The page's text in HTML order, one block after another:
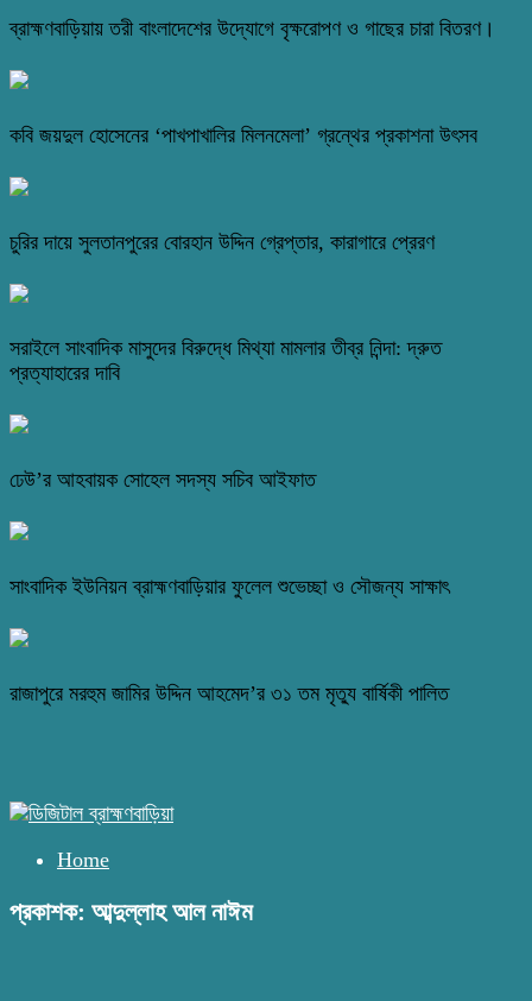
ব্রাহ্মণবাড়িয়ায় তরী বাংলাদেশের উদ্যোগে বৃক্ষরোপণ ও গাছের চারা বিতরণ।
কবি জয়দুল হোসেনের ‘পাখপাখালির মিলনমেলা’ গ্রন্থের প্রকাশনা উৎসব
চুরির দায়ে সুলতানপুরের বোরহান উদ্দিন গ্রেপ্তার, কারাগারে প্রেরণ
সরাইলে সাংবাদিক মাসুদের বিরুদ্ধে মিথ্যা মামলার তীব্র নিন্দা: দ্রুত
প্রত্যাহারের দাবি
ঢেউ’র আহবায়ক সোহেল সদস্য সচিব আইফাত
সাংবাদিক ইউনিয়ন ব্রাহ্মণবাড়িয়ার ফুলেল শুভেচ্ছা ও সৌজন্য সাক্ষাৎ
রাজাপুরে মরহুম জামির উদ্দিন আহমেদ’র ৩১ তম মৃত্যু বার্ষিকী পালিত
Home
প্রকাশক: আব্দুল্লাহ আল নাঈম